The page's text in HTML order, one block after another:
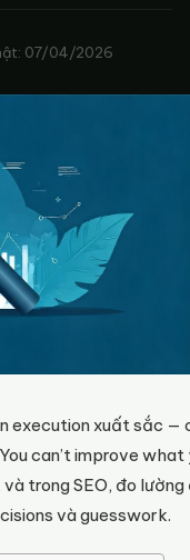
07/04/2026
execution xuất sắc —
can’t improve what
trong SEO, đo lường
và guesswork.